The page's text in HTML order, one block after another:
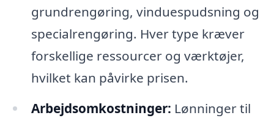
grundrengøring, vinduespudsning og
specialrengøring. Hver type kræver
forskellige ressourcer og værktøjer,
hvilket kan påvirke prisen.
Arbejdsomkostninger: Lønninger til